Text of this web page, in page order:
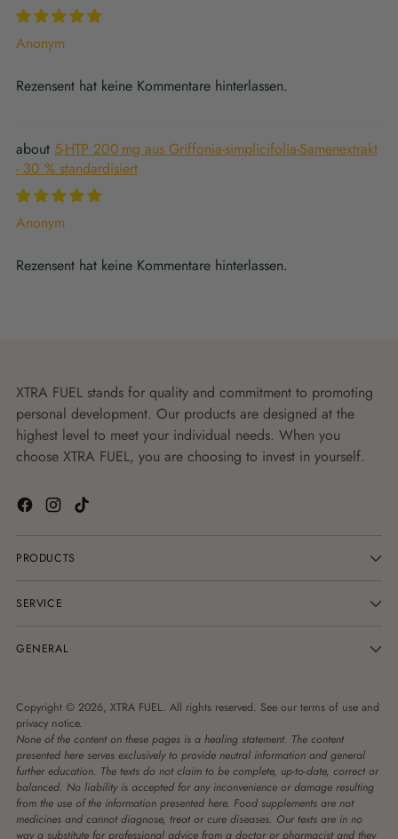
Anonym
Rezensent hat keine Kommentare hinterlassen.
5-HTP 200 mg aus Griffonia-simplicifolia-Samenextrakt
- 30 % standardisiert
Anonym
Rezensent hat keine Kommentare hinterlassen.
XTRA FUEL stands for quality and commitment to promoting
personal development. Our products are designed at the
highest level to meet your individual needs. When you
choose XTRA FUEL, you are choosing to invest in yourself.
PRODUCTS
SERVICE
GENERAL
Copyright © 2026, XTRA FUEL. All rights reserved. See our terms of use and
privacy notice.
None of the content on these pages is a healing statement. The content
presented here serves exclusively to provide neutral information and general
further education. The texts do not claim to be complete, up-to-date, correct or
balanced. No liability is accepted for any inconvenience or damage resulting
from the use of the information presented here. Food supplements are not
medicines and cannot diagnose, treat or cure diseases. Our texts are in no
way a substitute for professional advice from a doctor or pharmacist and they